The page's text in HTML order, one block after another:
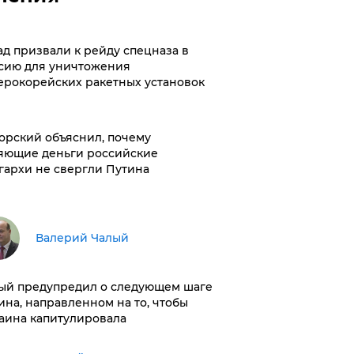
призвали к рейду спецназа в
для уничтожения
ракетных установок
объяснил, почему
деньги российские
не свергли Путина
Валерий Чалый
предупредил о следующем шаге
направленном на то, чтобы
капитулировала